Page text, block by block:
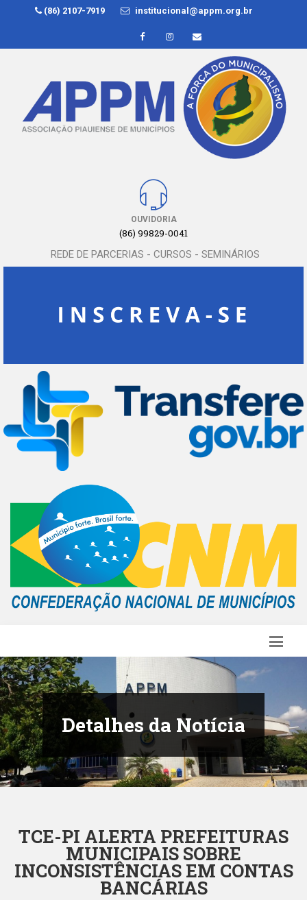
(86) 2107-7919 institucional@appm.org.br
OUVIDORIA
(86) 99829-0041
REDE DE PARCERIAS - CURSOS - SEMINÁRIOS
Detalhes da Notícia
TCE-PI ALERTA PREFEITURAS
MUNICIPAIS SOBRE
INCONSISTÊNCIAS EM CONTAS
BANCÁRIAS